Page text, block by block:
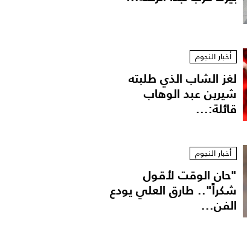
أخبار النجوم
لغز الشاب الذي طلبته
شيرين عبد الوهاب
قائلة:...
أخبار النجوم
"حان الوقت لأقول
شكراً".. طارق العلي يودع
الفن...